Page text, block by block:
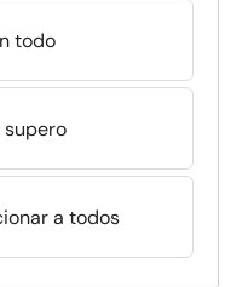
todo
supero
a todos